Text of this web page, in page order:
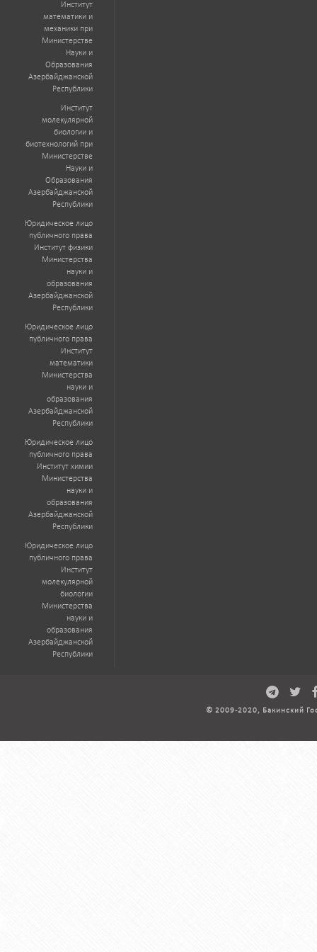
Институт
математики и
механики при
Министерстве
Науки и
Образования
Азербайджанской
Республики
Институт
молекулярной
биологии и
биотехнологий при
Министерстве
Науки и
Образования
Азербайджанской
Республики
Юридическое лицо
публичного права
Институт физики
Министерства
науки и
образования
Азербайджанской
Республики
Юридическое лицо
публичного права
Институт
математики
Министерства
науки и
образования
Азербайджанской
Республики
Юридическое лицо
публичного права
Институт химии
Министерства
науки и
образования
Азербайджанской
Республики
Юридическое лицо
публичного права
Институт
молекулярной
биологии
Министерства
науки и
образования
Азербайджанской
Республики
© 2009-2020, Бакинский